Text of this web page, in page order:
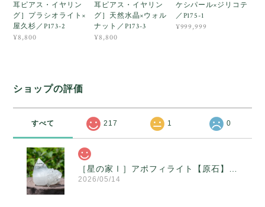
耳ピアス・イヤリン
グ］プラシオライト×
屋久杉／P173-2
¥8,800
耳ピアス・イヤリン
グ］天然水晶×ウォル
ナット／P173-3
¥8,800
ケシパール×ジリコテ
／P175-1
¥999,999
ショップの評価
すべて 217 1 0
［星の家Ⅰ］アポフィライト【原石】O300-314
2026/05/14